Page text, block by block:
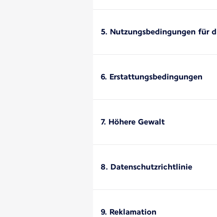
5. Nutzungsbedingungen für
6. Erstattungsbedingungen
7. Höhere Gewalt
8. Datenschutzrichtlinie
9. Reklamation